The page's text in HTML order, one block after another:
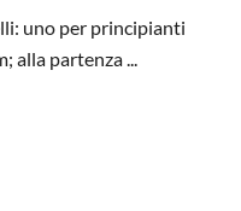
uno per principianti
alla partenza ...